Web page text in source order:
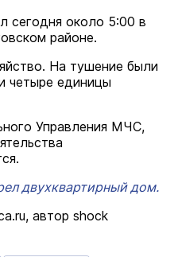
сегодня около 5:00 в
районе.
На тушение были
четыре единицы
Управления МЧС,
двухквартирный дом.
автор shock